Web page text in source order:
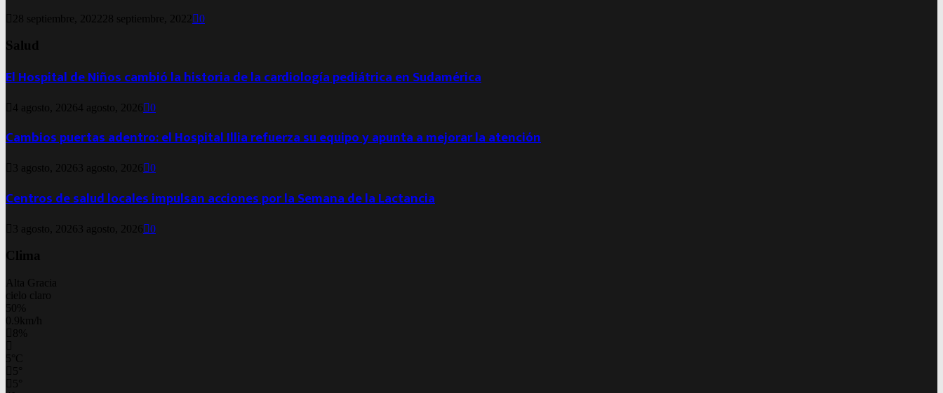
28 septiembre, 2022 28 septiembre, 2022 0
Salud
El Hospital de Niños cambió la historia de la cardiología pediátrica en Sudamérica
4 agosto, 20264 agosto, 2026 0
Cambios puertas adentro: el Hospital Illia refuerza su equipo y apunta a mejorar la atención
3 agosto, 2026 3 agosto, 2026 0
Centros de salud locales impulsan acciones por la Semana de la Lactancia
3 agosto, 2026 3 agosto, 2026 0
Clima
Alta Gracia
cielo claro
50%
0.9km/h
8%
5 C
5
5